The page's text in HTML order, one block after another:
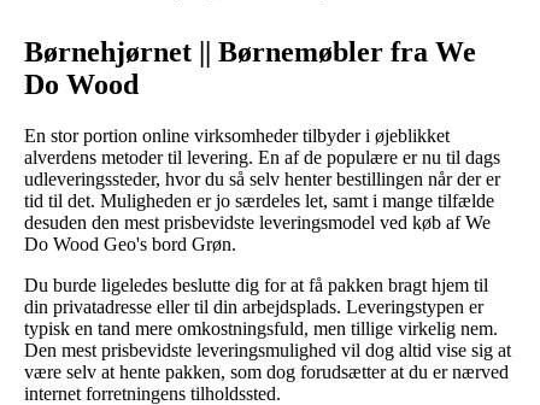
Børnehjørnet || Børnemøbler fra We
Do Wood
En stor portion online virksomheder tilbyder i øjeblikket
alverdens metoder til levering. En af de populære er nu til dags
udleveringssteder, hvor du så selv henter bestillingen når der er
tid til det. Muligheden er jo særdeles let, samt i mange tilfælde
desuden den mest prisbevidste leveringsmodel ved køb af We
Do Wood Geo's bord Grøn.
Du burde ligeledes beslutte dig for at få pakken bragt hjem til
din privatadresse eller til din arbejdsplads. Leveringstypen er
typisk en tand mere omkostningsfuld, men tillige virkelig nem.
Den mest prisbevidste leveringsmulighed vil dog altid vise sig at
være selv at hente pakken, som dog forudsætter at du er nærved
internet forretningens tilholdssted.